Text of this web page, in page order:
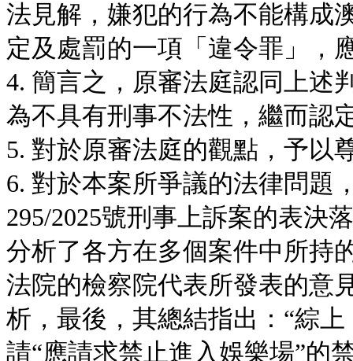
法見解，嫌犯的行為不能構成
定及處罰的一項「違令罪」，
4. 簡言之，原審法庭認同上述
為不具有刑事不法性，繼而認
5. 對於原審法庭的觀點，予以
6. 對於本案所爭議的法律問題
295/2025號刑事上訴案的表決
分析了各方在多個案件中所持
法院的檢察院代表所發表的意
析，最後，其總結指出：“綜
請“應請求禁止進入娛樂場”的